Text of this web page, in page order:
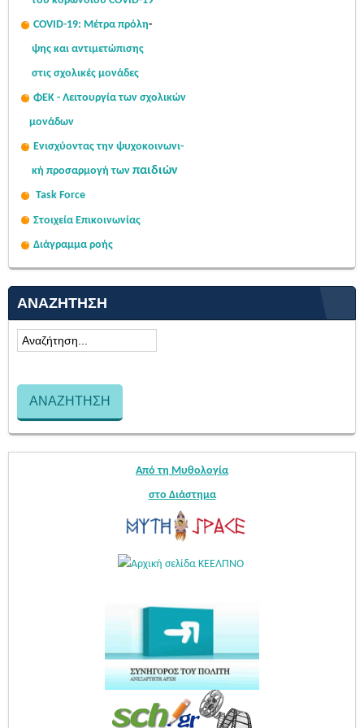
COVID-19: Μέτρα πρόλη-
ψης και αντιμετώπισης
στις σχολικές μονάδες
ΦΕΚ - Λειτουργία των σχολικών
μονάδων
Ενισχύοντας την ψυχοκοινωνι-
κή προσαρμογή των παιδιών
Task Force
Στοιχεία Επικοινωνίας
Διάγραμμα ροής
ΑΝΑΖΉΤΗΣΗ
Από τη Μυθολογία
στο Διάστημα